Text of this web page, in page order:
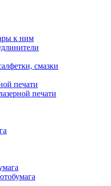
к ним
смазки
печати
печати